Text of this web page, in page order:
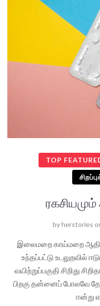
TOP
byherstories
இலைமறை காய்மறை
உந்தப்பட்டு உடலுறவில்
வயிற்றுப்பகுதி சிறிது
பிறகு தன்னைப் போலவே
ஈன்று